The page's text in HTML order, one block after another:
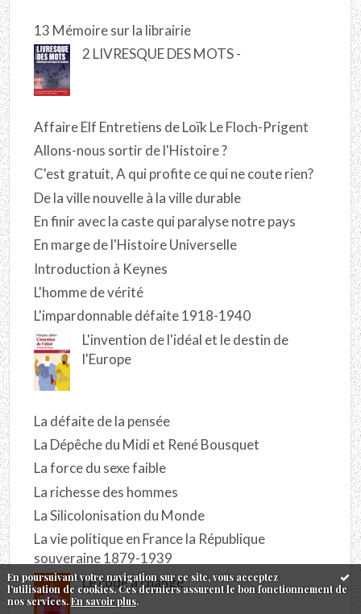
En poursuivant votre navigation sur ce site, vous acceptez
l'utilisation de cookies. Ces derniers assurent le bon fonctionnement de
nos services.En savoir plus.
13 Mémoire sur la librairie
2 LIVRESQUE DES MOTS -
Affaire Elf Entretiens de Loïk Le Floch-Prigent
Allons-nous sortir de l'Histoire ?
C'est gratuit, A qui profite ce qui ne coute rien?
De la ville nouvelle à la ville durable
En finir avec la caste qui paralyse notre pays
En marge de l'Histoire Universelle
Introduction à Keynes
L'homme de vérité
L'impardonnable défaite 1918-1940
L'invention de l'idéal et le destin de
l'Europe
La défaite de la pensée
La Dépêche du Midi et René Bousquet
La force du sexe faible
La richesse des hommes
La Silicolonisation du Monde
La vie politique en France la République
souveraine 1879-1939
Le code a changé